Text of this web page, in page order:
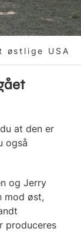
østlige USA
at den er
også
og Jerry
mod øst,
produceres